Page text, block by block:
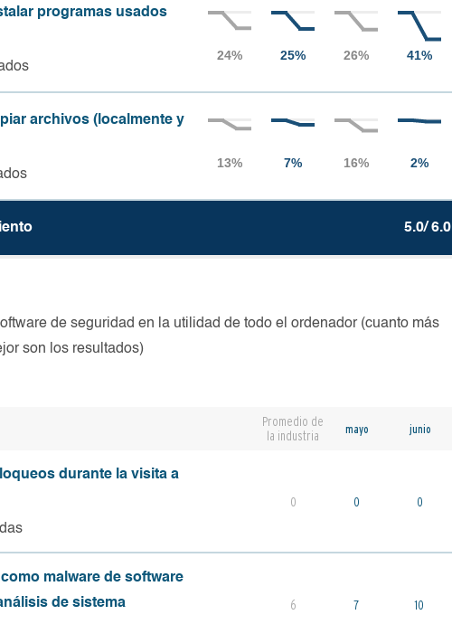
programas usados
archivos (localmente y
5.0/ 6.0
de seguridad en la utilidad de todo el ordenador (cuanto más
son los resultados)
Promedio de
la industria
mayo junio
durante la visita a
0 0 0
malware de software
de sistema
6 7 10